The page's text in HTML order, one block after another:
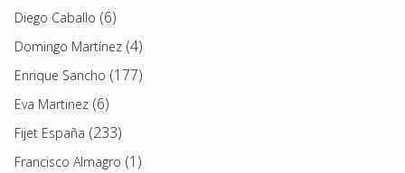
Diego Caballo (6)
Domingo Martínez (4)
Enrique Sancho (177)
Eva Martinez (6)
Fijet España (233)
Francisco Almagro (1)